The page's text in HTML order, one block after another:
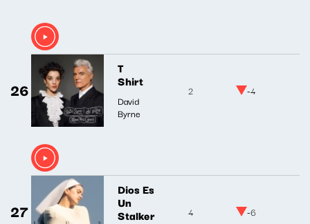
26
T
Shirt
David
Byrne
2 -4
27
Dios Es
Un
Stalker 4 -6